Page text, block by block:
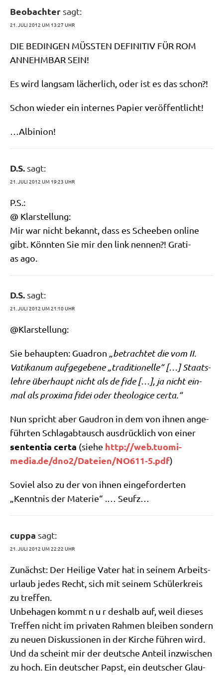
Beobachter sagt:
21. JULI 2012 UM 13:27 UHR
DIE BEDINGEN MÜSSTEN DEFINITIV FÜR ROM
ANNEHMBAR SEIN!
Es wird lang­sam lächer­lich, oder ist es das schon?!
Schon wie­der ein inter­nes Papier veröffentlicht!
…Albi­ni­on!
D.S. sagt:
21. JULI 2012 UM 19:23 UHR
P.S.:
@ Klarstellung:
Mir war nicht bekannt, dass es Sche­eben online
gibt. Könn­ten Sie mir den link nen­nen?! Gra­ti­
as ago.
D.S. sagt:
21. JULI 2012 UM 21:10 UHR
@Klarstellung:
Sie behaup­ten: Gua­dron „betrach­tet die vom II.
Vati­ka­num auf­ge­ge­be­ne „tra­di­tio­nel­le“ […] Staats­
leh­re über­haupt nicht als de fide […], ja nicht ein­
mal als pro­xi­ma fidei oder theo­lo­gice certa.“
Nun spricht aber Gau­dron in dem von ihnen ange­
führ­ten Schlag­ab­tausch aus­drück­lich von einer
sen­ten­tia cer­ta (sie­he http://web.tuomi-
media.de/dno2/Dateien/NO611‑5.pdf)
Soviel also zu der von ihnen ein­ge­for­der­ten
„Kennt­nis der Mate­rie“ .… Seufz…
cuppa sagt:
21. JULI 2012 UM 22:22 UHR
Zunächst: Der Hei­li­ge Vater hat in sei­nem Arbeits­
ur­laub jedes Recht, sich mit sei­nem Schü­ler­kreis
zu treffen.
Unbe­ha­gen kommt n u r des­halb auf, weil die­ses
Tref­fen nicht im pri­va­ten Rah­men blei­ben son­dern
zu neu­en Dis­kus­sio­nen in der Kir­che füh­ren wird.
Und da scheint mir der deut­sche Anteil inzwi­schen
zu hoch. Ein deut­scher Papst, ein deut­scher Glau­